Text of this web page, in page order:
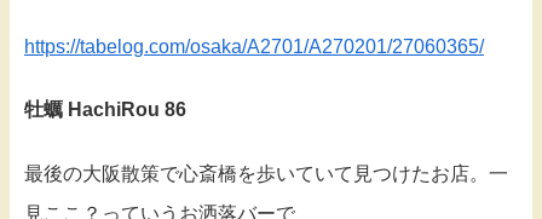
https://tabelog.com/osaka/A2701/A270201/27060365/
牡蠣 HachiRou 86
最後の大阪散策で心斎橋を歩いていて見つけたお店。一
見ここ？っていうお洒落バーで